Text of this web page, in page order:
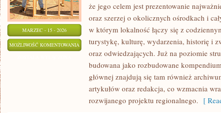
MARZEC - 15 - 2026
MOŻLIWOŚĆ KOMENTOWANIA KONIN
że jego celem jest prezentowanie
oraz szerzej o okolicznych ośrodkach i
w którym lokalność łączy się z
turystykę, kulturę, wydarzenia, historię i
oraz odwiedzających. Już na poziomie
budowana jako rozbudowane
głównej znajdują się tam również
artykułów oraz redakcja, co wzmacnia
rozwijanego projektu regionalnego. [